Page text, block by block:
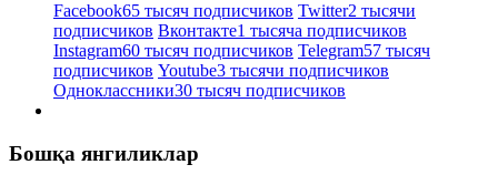
Facebook65 тысяч подписчиков Twitter2 тысячи
подписчиков Вконтакте1 тысяча подписчиков
Instagram60 тысяч подписчиков Telegram57 тысяч
подписчиков Youtube3 тысячи подписчиков
Одноклассники30 тысяч подписчиков
Бошқа янгиликлар